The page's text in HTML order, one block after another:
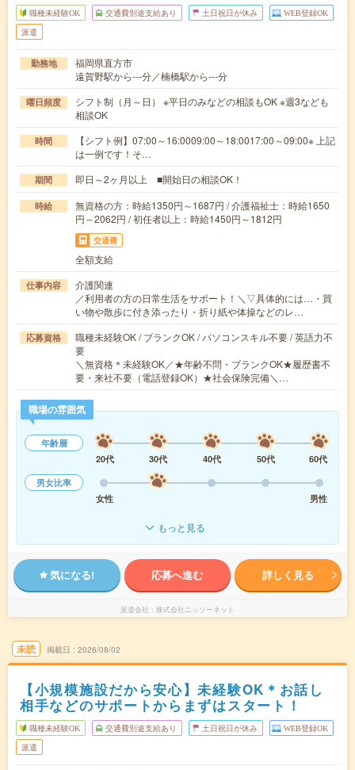
職種未経験OK 交通費別途支給あり 土日祝日が休み WEB登録OK
派遣
勤務地
福岡県直方市
遠賀野駅から---分／楠橋駅から---分
曜日頻度
シフト制（月～日） ※平日のみなどの相談もOK ※週3なども
相談OK
時間
【シフト例】07:00～16:0009:00～18:0017:00～09:00※ 上記
は一例です！そ…
期間 即日～2ヶ月以上 ■開始日の相談OK！
時給
無資格の方：時給1350円～1687円 / 介護福祉士：時給1650
円～2062円 / 初任者以上：時給1450円～1812円
交通費
全額支給
仕事内容
介護関連
／利用者の方の日常生活をサポート！＼▽具体的には…・買
い物や散歩に付き添ったり・折り紙や体操などのレ…
応募資格
職種未経験OK / ブランクOK / パソコンスキル不要 / 英語力不
要
＼無資格＊未経験OK／★年齢不問・ブランクOK★履歴書不
要・来社不要（電話登録OK）★社会保険完備＼…
職場の雰囲気
年齢層
20代
30代 40代 50代
60代
男女比率
女性
男性
もっと見る
気になる! 応募へ進む 詳しく見る
派遣会社 株式会社ニッソーネット
未読 掲載日 2026/08/02
【小規模施設だから安心】未経験OK＊お話し
相手などのサポートからまずはスタート！
職種未経験OK 交通費別途支給あり 土日祝日が休み WEB登録OK
派遣